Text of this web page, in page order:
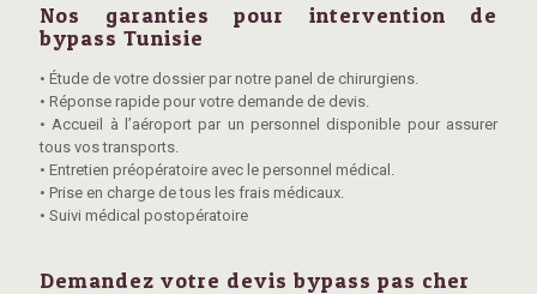
Nos garanties pour intervention de
bypass Tunisie
• Étude de votre dossier par notre panel de chirurgiens.
• Réponse rapide pour votre demande de devis.
• Accueil à l’aéroport par un personnel disponible pour assurer
tous vos transports.
• Entretien préopératoire avec le personnel médical.
• Prise en charge de tous les frais médicaux.
• Suivi médical postopératoire
Demandez votre devis bypass pas cher